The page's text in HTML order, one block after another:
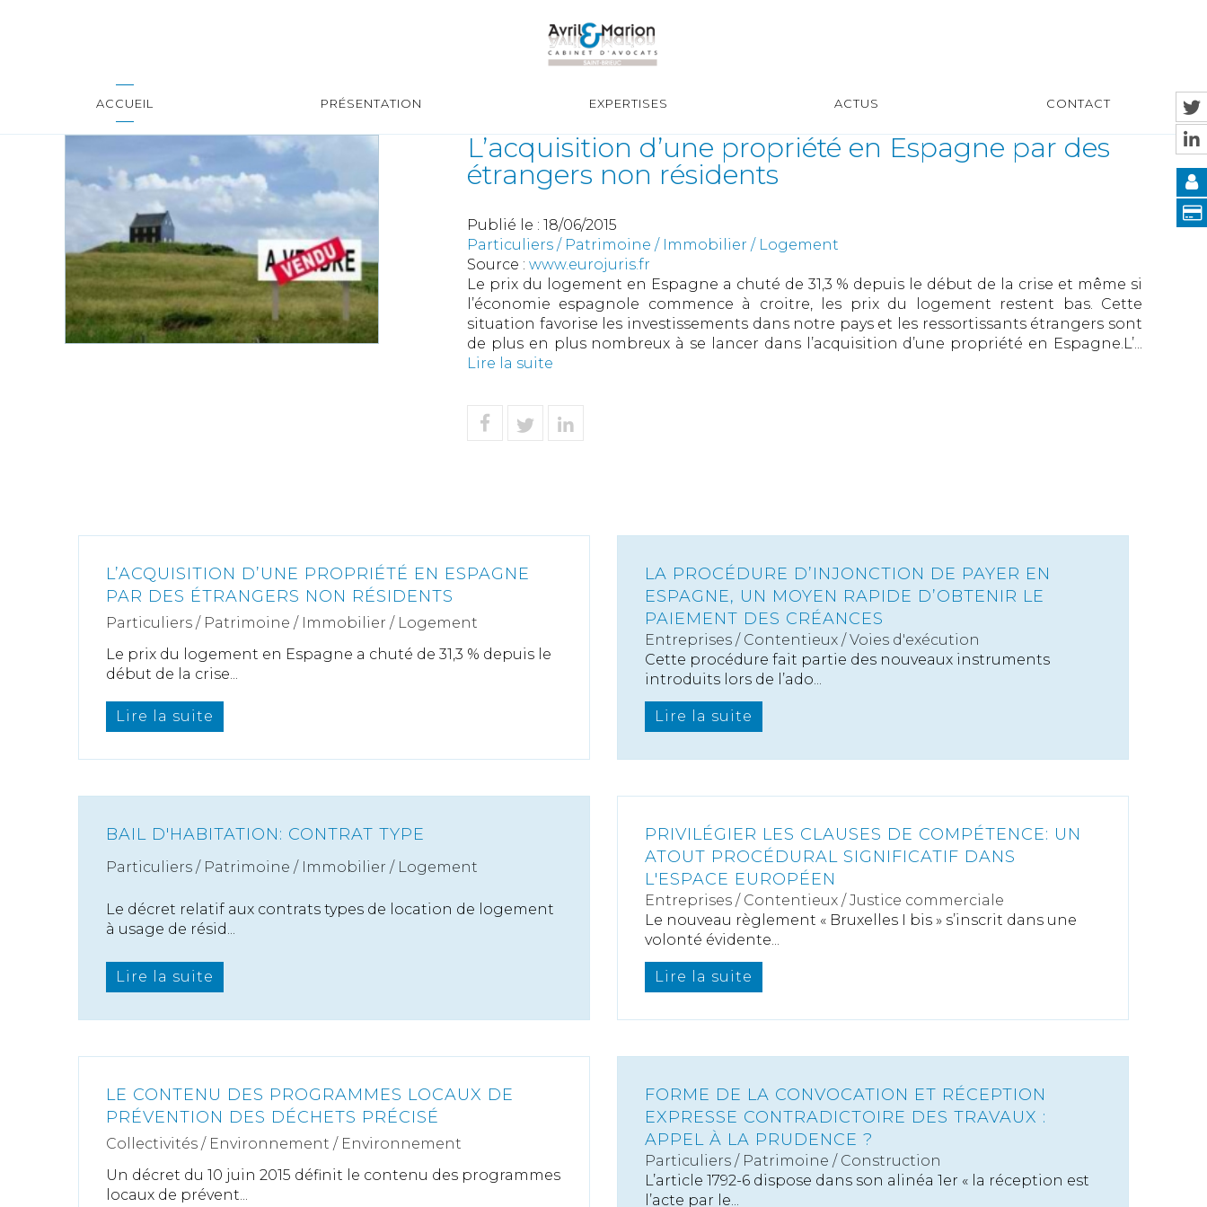
ACCUEIL PRÉSENTATION EXPERTISES ACTUS CONTACT
L’acquisition d’une propriété en Espagne par des
étrangers non résidents
Publié le : 18/06/2015
Particuliers / Patrimoine / Immobilier / Logement
Source : www.eurojuris.fr
Le prix du logement en Espagne a chuté de 31,3 % depuis le début de la crise et même si
l’économie espagnole commence à croitre, les prix du logement restent bas. Cette
situation favorise les investissements dans notre pays et les ressortissants étrangers sont
de plus en plus nombreux à se lancer dans l’acquisition d’une propriété en Espagne.L’...
Lire la suite
L’ACQUISITION D’UNE PROPRIÉTÉ EN ESPAGNE
PAR DES ÉTRANGERS NON RÉSIDENTS
Particuliers / Patrimoine / Immobilier / Logement
Le prix du logement en Espagne a chuté de 31,3 % depuis le
début de la crise...
Lire la suite
LA PROCÉDURE D’INJONCTION DE PAYER EN
ESPAGNE, UN MOYEN RAPIDE D’OBTENIR LE
PAIEMENT DES CRÉANCES
Entreprises / Contentieux /Voies d'exécution
Cette procédure fait partie des nouveaux instruments
introduits lors de l’ado...
Lire la suite
BAIL D'HABITATION: CONTRAT TYPE
Particuliers / Patrimoine / Immobilier / Logement
Le décret relatif aux contrats types de location de logement
à usage de résid...
Lire la suite
PRIVILÉGIER LES CLAUSES DE COMPÉTENCE: UN
ATOUT PROCÉDURAL SIGNIFICATIF DANS
L'ESPACE EUROPÉEN
Entreprises / Contentieux /Justice commerciale
Le nouveau règlement « Bruxelles I bis » s’inscrit dans une
volonté évidente...
Lire la suite
LE CONTENU DES PROGRAMMES LOCAUX DE
PRÉVENTION DES DÉCHETS PRÉCISÉ
Collectivités / Environnement / Environnement
Un décret du 10 juin 2015 définit le contenu des programmes
locaux de prévent...
FORME DE LA CONVOCATION ET RÉCEPTION
EXPRESSE CONTRADICTOIRE DES TRAVAUX :
APPEL À LA PRUDENCE ?
Particuliers / Patrimoine / Construction
L’article 1792-6 dispose dans son alinéa 1er « la réception est
l’acte par le...